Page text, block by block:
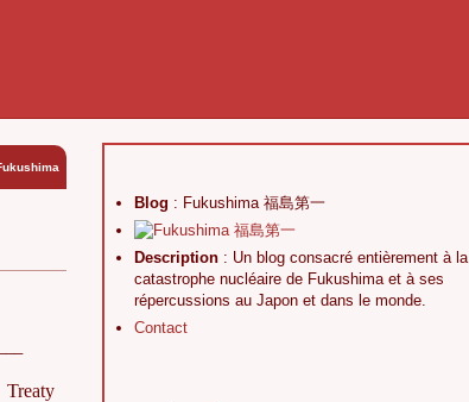
Blog : Fukushima 福島第一
Description : Un blog consacré entièrement à la
catastrophe nucléaire de Fukushima et à ses
répercussions au Japon et dans le monde.
Contact